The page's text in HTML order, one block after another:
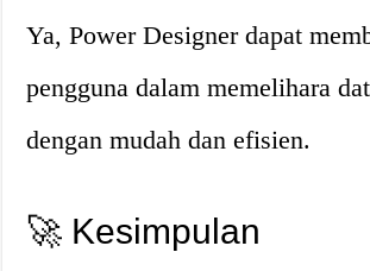
Ya, Power Designer dapat
pengguna dalam memelihara
dengan mudah dan efisien.
🚀 Kesimpulan